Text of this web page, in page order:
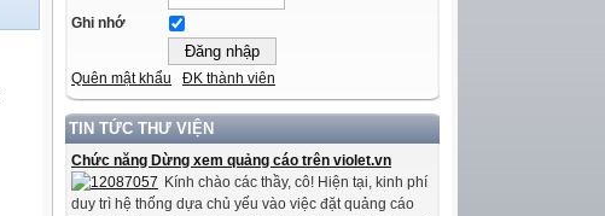
Ghi nhớ
Quên mật khẩu ĐK thành viên
TIN TỨC THƯ VIỆN
Chức năng Dừng xem quảng cáo trên violet.vn
Kính chào các thầy, cô! Hiện tại, kinh phí
duy trì hệ thống dựa chủ yếu vào việc đặt quảng cáo